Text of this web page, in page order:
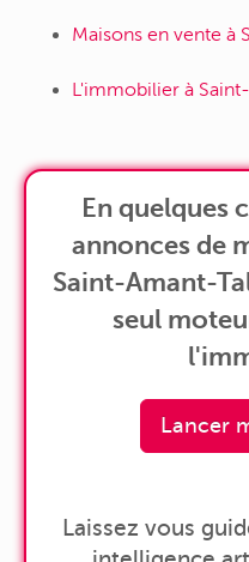
Maisons en vente à
L'immobilier à
En quelques
annonces de
Saint-Amant-
seul
Lancer
Laissez vous